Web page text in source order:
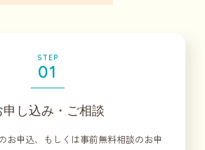
STEP
01
申し込み・ご相談
お申込、もしくは事前無料相談のお申